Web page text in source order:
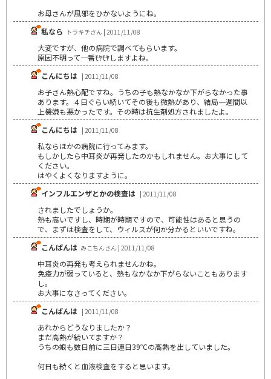
お母さんが風邪をひかないようにね。
私なら トラキチさん | 2011/11/08
大変ですが、他の病院で調べてもらいます。
原因不明って一番ﾓﾔﾓﾔしますよね。
こんにちは | 2011/11/08
お子さん熱心配ですね。うちの子も熱なかなか下がらなかった事
あります。４日ぐらい続いてその後も微熱があり、結局一週間以
上機嫌も悪かったです。その時は抗生剤処方されましたよ。
こんにちは | 2011/11/08
私ならほかの病院に行ってみます。
もしかしたら中耳炎が再発したのかもしれません。お大事にして
ください。
はやくよくなりますように。
インフルエンザとかの検査は | 2011/11/08
されましたでしょうか。
熱も高いですし、時期が時期ですので、可能性はあると思うの
で、まずは検査をして、ウィルスが何か分かるといいですね。
こんばんは みこちんさん | 2011/11/08
中耳炎の再発も考えられませんかね。
免疫力が弱っていると、熱もなかなか下がらないこともあります
し。
お大事になさってください。
こんばんは | 2011/11/08
あれからどうなりましたか？
まだ高熱が続いてますか？
うちの娘も数日前に三日連日39℃の高熱を出していました。
何日も続くと血液検査をすると思います。